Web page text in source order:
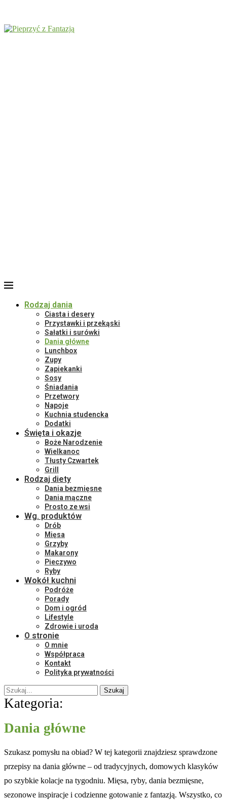
Rodzaj dania
Ciasta i desery
Przystawki i przekąski
Sałatki i surówki
Dania główne
Lunchbox
Zupy
Zapiekanki
Sosy
Śniadania
Przetwory
Napoje
Kuchnia studencka
Dodatki
Święta i okazje
Boże Narodzenie
Wielkanoc
Tłusty Czwartek
Grill
Rodzaj diety
Dania bezmięsne
Dania mączne
Prosto ze wsi
Wg. produktów
Drób
Mięsa
Grzyby
Makarony
Pieczywo
Ryby
Wokół kuchni
Podróże
Porady
Dom i ogród
Lifestyle
Zdrowie i uroda
O stronie
O mnie
Współpraca
Kontakt
Polityka prywatności
Szukaj
Kategoria:
Dania główne
Szukasz pomysłu na obiad? W tej kategorii znajdziesz sprawdzone
przepisy na dania główne – od tradycyjnych, domowych klasyków
po szybkie kolacje na tygodniu. Mięsa, ryby, dania bezmięsne,
sezonowe inspiracje i codzienne gotowanie z fantazją. Wszystko, co